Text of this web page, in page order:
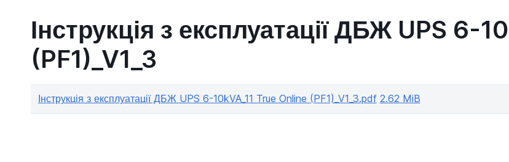
Інструкція з експлуатації ДБЖ UPS 6-
(PF1)_V1_3
Інструкція з експлуатації ДБЖ UPS 6-10kVA_11 True Online (PF1)_V1_3.pdf 2.62 MiB